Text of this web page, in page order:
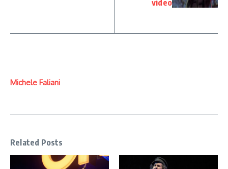
video
Michele Faliani
Related Posts